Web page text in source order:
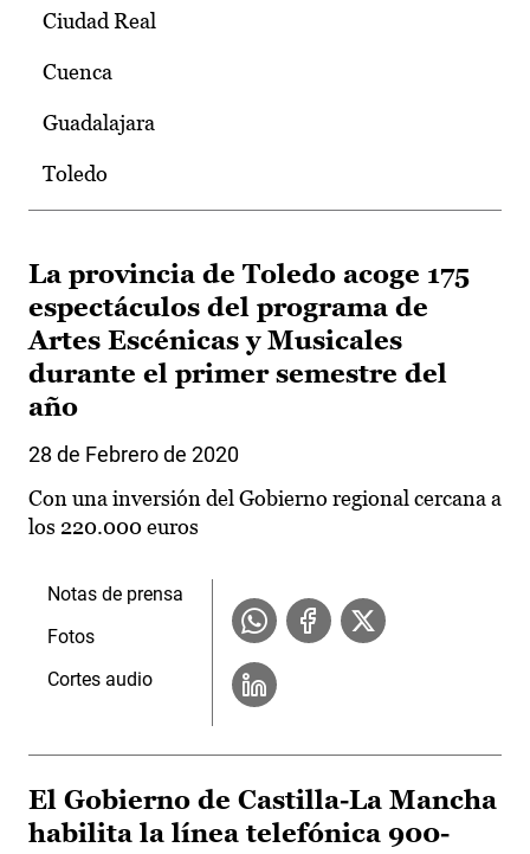
Ciudad Real
Cuenca
Guadalajara
Toledo
La provincia de Toledo acoge 175
espectáculos del programa de
Artes Escénicas y Musicales
durante el primer semestre del
año
28 de Febrero de 2020
Con una inversión del Gobierno regional cercana a
los 220.000 euros
Notas de prensa
Fotos
Cortes audio
El Gobierno de Castilla-La Mancha
habilita la línea telefónica 900-